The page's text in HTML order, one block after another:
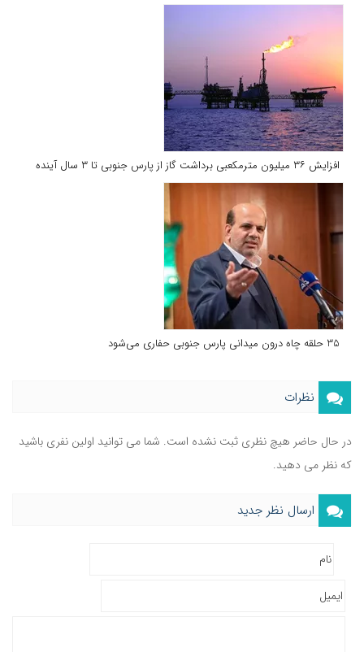
افزایش ۳۶ میلیون مترمکعبی برداشت گاز از پارس جنوبی تا ۳ سال آینده
35 حلقه چاه درون میدانی پارس جنوبی حفاری می‌شود
نظرات
در حال حاضر هیچ نظری ثبت نشده است. شما می توانید اولین نفری باشید
که نظر می دهید.
ارسال نظر جدید